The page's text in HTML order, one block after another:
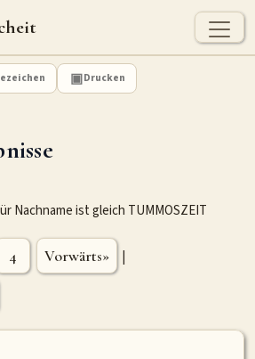
- Heute
Standesamteinträge
Drucken
Nachname ist gleich TUMMOSZEIT
4 Vorwärts» |